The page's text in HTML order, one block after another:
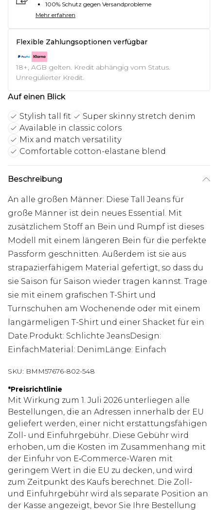
100% Schutz gegen Versandprobleme
Mehr erfahren
Flexible Zahlungsoptionen verfügbar
18+, AGB gelten. Kredit abhängig vom Status.
Unregulierter Kredit.
Auf einen Blick
Stylish tall fit
Super skinny stretch denim
Available in classic colors
Mix and match versatility
Comfortable cotton-elastane blend
Beschreibung
An alle großen Männer: Diese Tall Jeans für
große Männer ist dein neues Essential. Mit
zusätzlichem Stoff an Bein und Rumpf ist dieses
Modell mit einem längeren Bein für die perfekte
Passform geschnitten. Außerdem ist sie aus
strapazierfähigem Material gefertigt, so dass du
sie Saison für Saison wieder tragen kannst. Trage
sie mit einem grafischen T-Shirt und
Turnschuhen am Wochenende oder mit einem
langärmeligen T-Shirt und einer Shacket für ein
Date.Produkt: Schlichte JeansDesign:
EinfachMaterial: DenimLänge: Einfach
SKU: BMM57676-802-548
*Preisrichtlinie
Mit Wirkung zum 1. Juli 2026 unterliegen alle
Bestellungen, die an Adressen innerhalb der EU
geliefert werden, einer nicht erstattungsfähigen
Zoll- und Einfuhrgebühr. Diese Gebühr wird
erhoben, um die Kosten im Zusammenhang mit
der Einfuhr von E‑Commerce-Waren mit
geringem Wert in die EU zu decken, und wird
zum Zeitpunkt des Kaufs berechnet. Die Zoll-
und Einfuhrgebühr wird als separate Position an
der Kasse angezeigt, bevor Sie Ihre Bestellung